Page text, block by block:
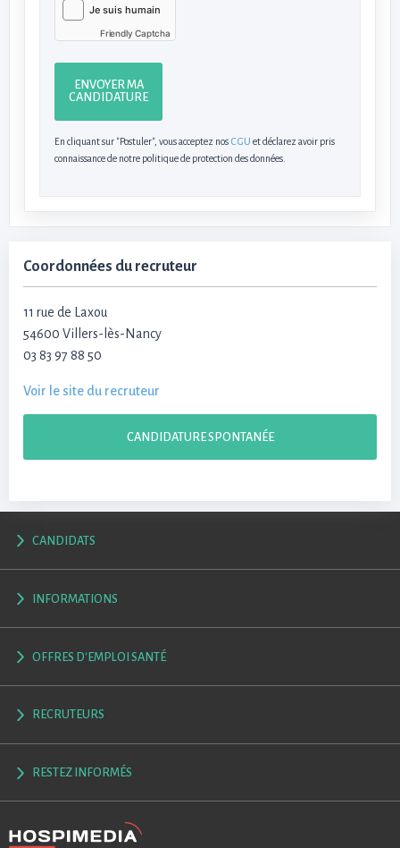
Friendly Captcha
ENVOYER MA
CANDIDATURE
En cliquant sur "Postuler", vous acceptez nos CGU et déclarez avoir pris
connaissance de notre politique de protection des données.
Coordonnées du recruteur
11 rue de Laxou
54600 Villers-lès-Nancy
03 83 97 88 50
Voir le site du recruteur
CANDIDATURE SPONTANÉE
CANDIDATS
INFORMATIONS
OFFRES D'EMPLOI SANTÉ
RECRUTEURS
RESTEZ INFORMÉS